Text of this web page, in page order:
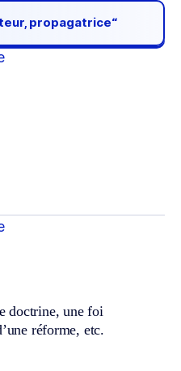
propagatrice“
doctrine, une foi
réforme, etc.